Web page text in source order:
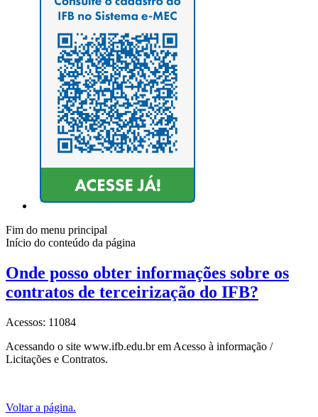
Fim do menu principal
Início do conteúdo da página
Onde posso obter informações sobre os
contratos de terceirização do IFB?
Acessos: 11084
Acessando o site www.ifb.edu.br em Acesso à informação /
Licitações e Contratos.
Voltar a página.